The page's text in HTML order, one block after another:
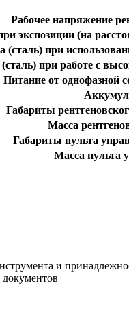
Рабочее напряжение
экспозиции (на
(сталь) при
при работе с
Питание от однофазной
Габариты
Масса
Габариты пульта
Масса пульта
и